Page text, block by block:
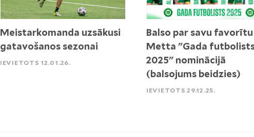
Meistarkomanda uzsākusi
gatavošanos sezonai
IEVIETOTS 12.01.26.
Balso par savu favorītu
Metta "Gada
2025" nominācijā
(balsojums beidzies)
IEVIETOTS 29.12.25.